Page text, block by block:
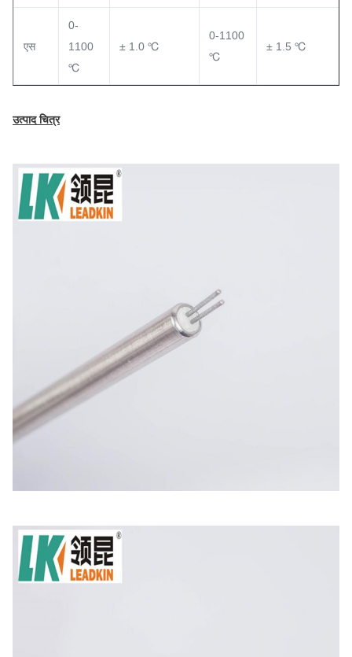
एस
0-
1100
℃
± 1.0 ℃
0-1100
℃
± 1.5 ℃
उत्पाद चित्र